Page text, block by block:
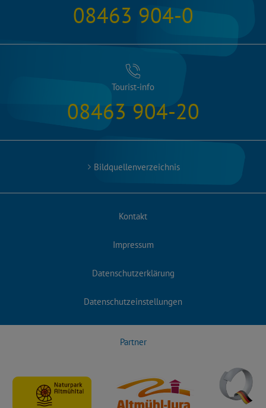
08463 904-0
Tourist-info
08463 904-20
Bildquellenverzeichnis
Kontakt
Impressum
Datenschutzerklärung
Datenschutzeinstellungen
Partner